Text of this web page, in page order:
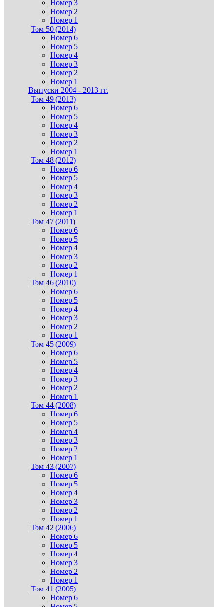
Номер 3
Номер 2
Номер 1
Том 50 (2014)
Номер 6
Номер 5
Номер 4
Номер 3
Номер 2
Номер 1
Выпуски 2004 - 2013 гг.
Том 49 (2013)
Номер 6
Номер 5
Номер 4
Номер 3
Номер 2
Номер 1
Том 48 (2012)
Номер 6
Номер 5
Номер 4
Номер 3
Номер 2
Номер 1
Том 47 (2011)
Номер 6
Номер 5
Номер 4
Номер 3
Номер 2
Номер 1
Том 46 (2010)
Номер 6
Номер 5
Номер 4
Номер 3
Номер 2
Номер 1
Том 45 (2009)
Номер 6
Номер 5
Номер 4
Номер 3
Номер 2
Номер 1
Том 44 (2008)
Номер 6
Номер 5
Номер 4
Номер 3
Номер 2
Номер 1
Том 43 (2007)
Номер 6
Номер 5
Номер 4
Номер 3
Номер 2
Номер 1
Том 42 (2006)
Номер 6
Номер 5
Номер 4
Номер 3
Номер 2
Номер 1
Том 41 (2005)
Номер 6